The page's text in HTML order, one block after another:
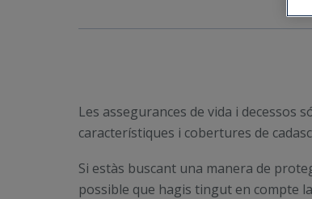
Les assegurances de vida i decessos
característiques i cobertures de
Si estàs buscant una manera de
possible que hagis tingut en compte